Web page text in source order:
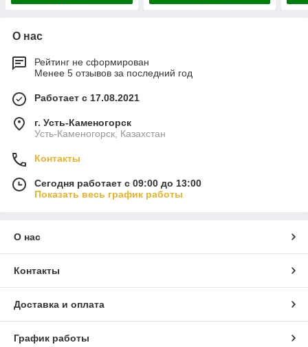
О нас
Рейтинг не сформирован
Менее 5 отзывов за последний год
Работает с 17.08.2021
г. Усть-Каменогорск
Усть-Каменогорск, Казахстан
Контакты
Сегодня работает с 09:00 до 13:00
Показать весь график работы
О нас
Контакты
Доставка и оплата
График работы